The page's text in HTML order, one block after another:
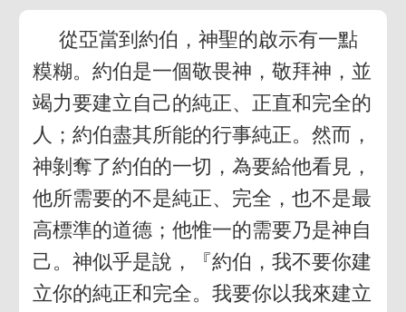
從亞當到約伯，神聖的啟示有一點
糢糊。約伯是一個敬畏神，敬拜神，並
竭力要建立自己的純正、正直和完全的
人；約伯盡其所能的行事純正。然而，
神剝奪了約伯的一切，為要給他看見，
他所需要的不是純正、完全，也不是最
高標準的道德；他惟一的需要乃是神自
己。神似乎是說，『約伯，我不要你建
立你的純正和完全。我要你以我來建立